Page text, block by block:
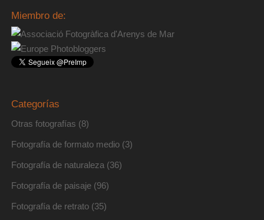
Miembro de:
Categorías
Otras fotografías (8)
Fotografía de formato medio(3)
Fotografía de naturaleza (36)
Fotografía de paisaje(96)
Fotografía de retrato(35)